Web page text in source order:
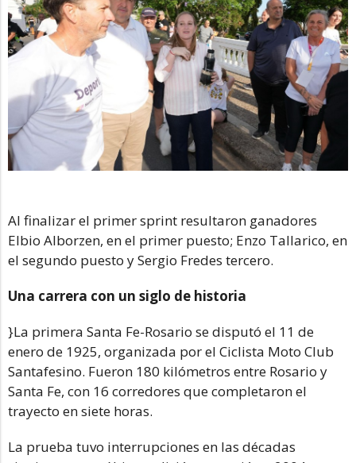
Al finalizar el primer sprint resultaron ganadores
Elbio Alborzen, en el primer puesto; Enzo Tallarico, en
el segundo puesto y Sergio Fredes tercero.
Una carrera con un siglo de historia
}La primera Santa Fe-Rosario se disputó el 11 de
enero de 1925, organizada por el Ciclista Moto Club
Santafesino. Fueron 180 kilómetros entre Rosario y
Santa Fe, con 16 corredores que completaron el
trayecto en siete horas.
La prueba tuvo interrupciones en las décadas